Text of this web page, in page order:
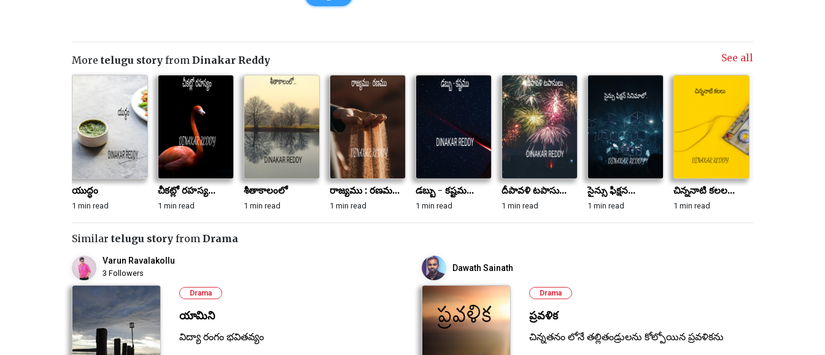
More telugu story from Dinakar Reddy See all
యుద్ధం
1 min read
చీకట్లో రహస్య...
1 min read
శీతాకాలంలో
1 min read
రాజ్యము : రణమ...
1 min read
డబ్బు - కష్టమ...
1 min read
దీపావళి టపాసు...
1 min read
సైన్సు ఫిక్షన...
1 min read
చిన్ననాటి కలల...
1 min read
Similar telugu story from Drama
Varun Ravalakollu
3 Followers
Drama
యామిని
విద్యా రంగం భవితవ్యం
Dawath Sainath
Drama
ప్రవళిక
చిన్నతనం లోనే తల్లితండ్రులను కోల్పోయిన ప్రవళికను